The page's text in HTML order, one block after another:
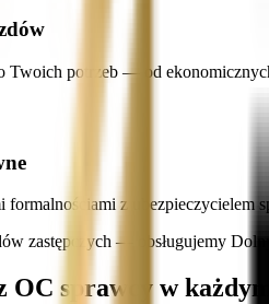
Twoich potrzeb — od
formalnościami z ubezpieczycielem
zastępczych — obsługujemy
OC sprawcy w